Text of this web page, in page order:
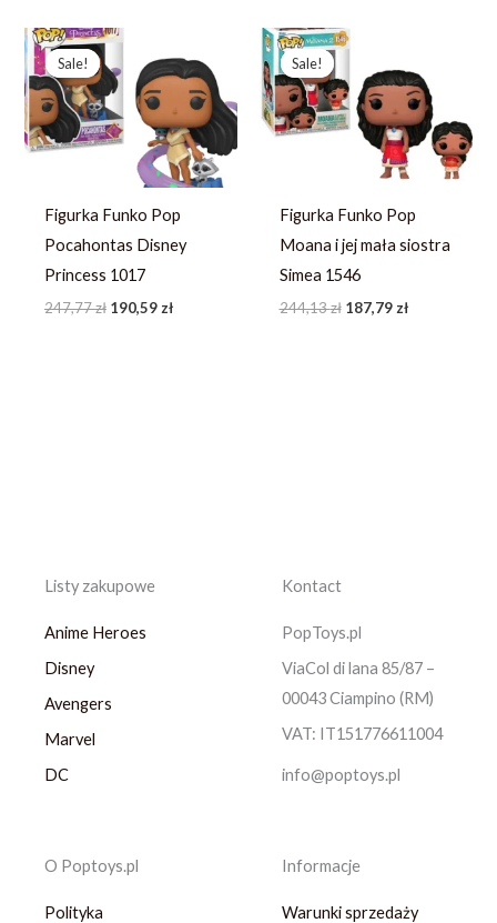
Sale!
Sale!
Figurka Funko Pop
Pocahontas Disney
Princess 1017
247,77zł
Pierwotna
wynosiła:
247,77 zł.
190,59 zł
cena
wynosi:
190,59 zł.
Sale!
Sale!
Figurka Funko Pop
Moana i jej mała siostra
Simea 1546
244,13zł
Pierwotna
cena
wynosiła:
244,13 zł.
187,79 zł
wynosi:
187,79 zł.
Listy zakupowe
Anime Heroes
Disney
Avengers
Marvel
DC
Kontact
PopToys.pl
ViaCol di lana 85/87 –
00043 Ciampino (RM)
VAT: IT151776611004
info@poptoys.pl
O Poptoys.pl
Polityka
Informacje
Warunki sprzedaży